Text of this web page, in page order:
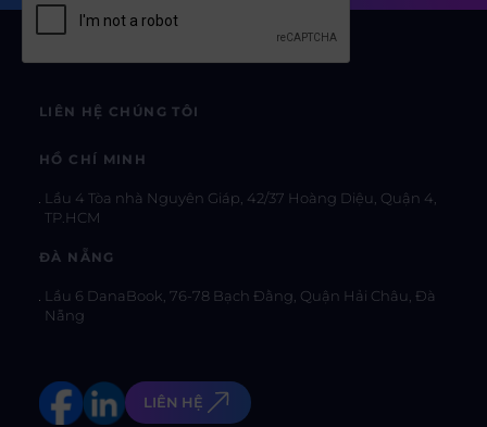
LIÊN HỆ CHÚNG TÔI
HỒ CHÍ MINH
Lầu 4 Tòa nhà Nguyên Giáp, 42/37 Hoàng Diệu, Quận 4,
TP.HCM
ĐÀ NẴNG
Lầu 6 DanaBook, 76-78 Bạch Đằng, Quận Hải Châu, Đà
Nẵng
LIÊN HỆ